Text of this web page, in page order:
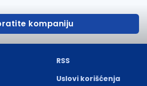
kompaniju
RSS
Uslovi korišćenja